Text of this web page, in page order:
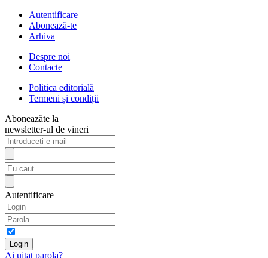
Autentificare
Abonează-te
Arhiva
Despre noi
Contacte
Politica editorială
Termeni și condiții
Aboneazăte la
newsletter-ul de vineri
Autentificare
Ai uitat parola?